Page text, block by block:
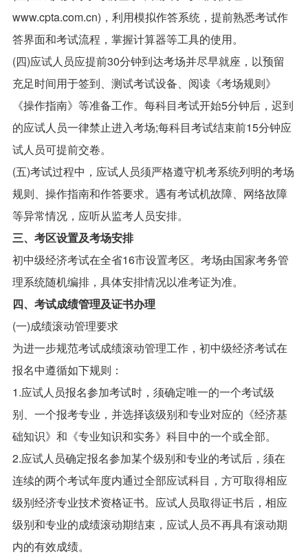
www.cpta.com.cn)，利用模拟作答系统，提前熟悉考试作
答界面和考试流程，掌握计算器等工具的使用。
(四)应试人员应提前30分钟到达考场并尽早就座，以预留
充足时间用于签到、测试考试设备、阅读《考场规则》
《操作指南》等准备工作。每科目考试开始5分钟后，迟到
的应试人员一律禁止进入考场;每科目考试结束前15分钟应
试人员可提前交卷。
(五)考试过程中，应试人员须严格遵守机考系统列明的考场
规则、操作指南和作答要求。遇有考试机故障、网络故障
等异常情况，应听从监考人员安排。
三、考区设置及考场安排
初中级经济考试在全省16市设置考区。考场由国家考务管
理系统随机编排，具体安排情况以准考证为准。
四、考试成绩管理及证书办理
(一)成绩滚动管理要求
为进一步规范考试成绩滚动管理工作，初中级经济考试在
报名中遵循如下规则：
1.应试人员报名参加考试时，须确定唯一的一个考试级
别、一个报考专业，并选择该级别和专业对应的《经济基
础知识》和《专业知识和实务》科目中的一个或全部。
2.应试人员确定报名参加某个级别和专业的考试后，须在
连续的两个考试年度内通过全部应试科目，方可取得相应
级别经济专业技术资格证书。应试人员取得证书后，相应
级别和专业的成绩滚动期结束，应试人员不再具有滚动期
内的有效成绩。